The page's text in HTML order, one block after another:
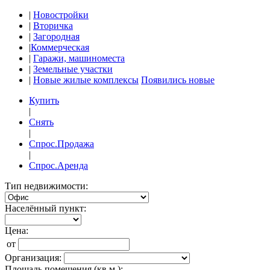
| Новостройки
| Вторичка
| Загородная
|Коммерческая
| Гаражи, машиноместа
| Земельные участки
| Новые жилые комплексы Появились новые
Купить
|
Снять
|
Спрос.Продажа
|
Спрос.Аренда
Тип недвижимости:
Населённый пункт:
Цена:
от
Организация: